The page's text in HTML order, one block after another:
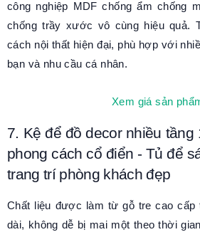
công nghiệp MDF chống ẩm chống
chống trầy xước vô cùng hiệu quả.
cách nội thất hiện đại, phù hợp với
bạn và nhu cầu cá nhân.
Xem giá sản
7. Kệ để đồ decor nhiều tầng
phong cách cổ điển - Tủ để
trang trí phòng khách đẹp
Chất liệu được làm từ gỗ tre cao cấp
dài, không dễ bị mai một theo thời